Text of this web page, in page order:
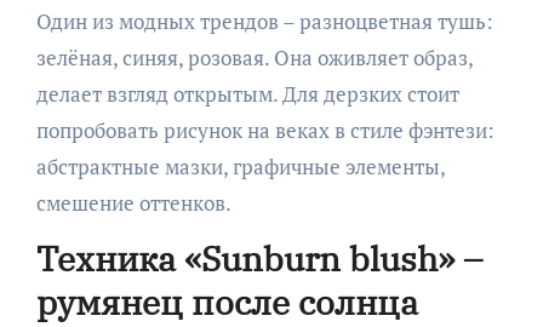
Один из модных трендов – разноцветная тушь:
зелёная, синяя, розовая. Она оживляет образ,
делает взгляд открытым. Для дерзких стоит
попробовать рисунок на веках в стиле фэнтези:
абстрактные мазки, графичные элементы,
смешение оттенков.
Техника «Sunburn blush» –
румянец после солнца